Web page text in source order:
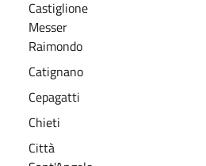
Castiglione
Messer
Raimondo
Catignano
Cepagatti
Chieti
Città